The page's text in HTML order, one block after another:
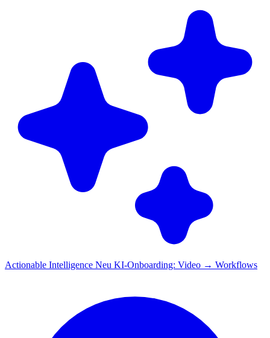
Actionable Intelligence Neu KI-Onboarding: Video → Workflows